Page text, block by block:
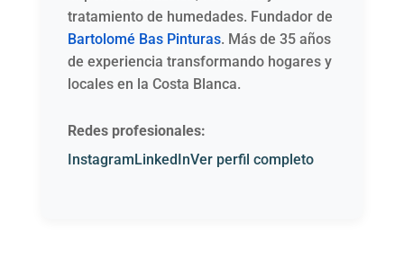
tratamiento de humedades. Fundador de
Bartolomé Bas Pinturas. Más de 35 años
de experiencia transformando hogares y
locales en la Costa Blanca.
Redes profesionales:
InstagramLinkedInVer perfil completo